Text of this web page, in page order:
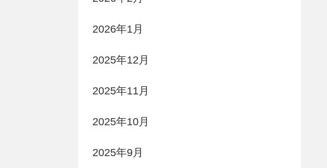
2026年1月
2025年12月
2025年11月
2025年10月
2025年9月